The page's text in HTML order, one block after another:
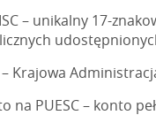
– unikalny 17-
– Krajowa
na PUESC – konto